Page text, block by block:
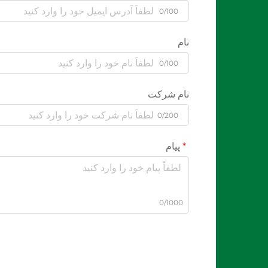
0/100
نام
0/100
نام شرکت
0/200
پیام
0/1000